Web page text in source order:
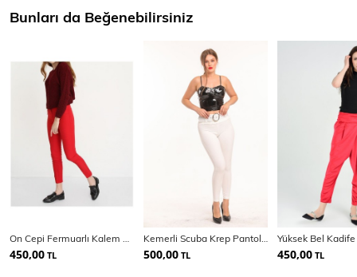
Bunları da Beğenebilirsiniz
450,00 TL 500,00 TL 450,00 TL